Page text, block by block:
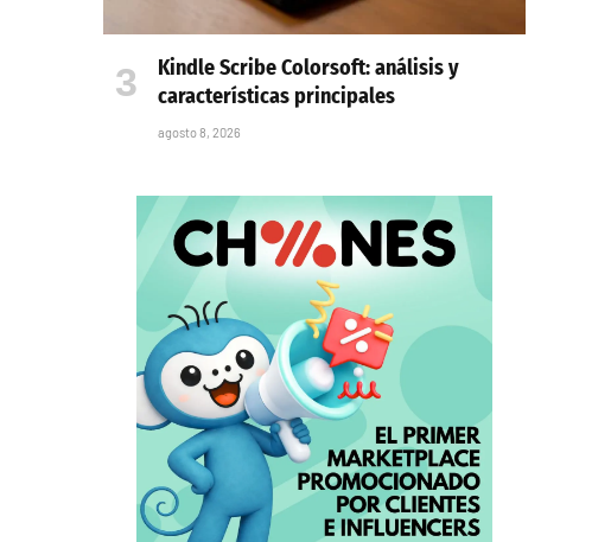
Kindle Scribe Colorsoft: análisis y
características principales
agosto 8, 2026